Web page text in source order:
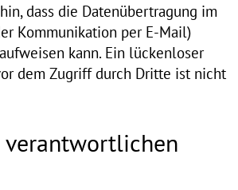
dass die Datenübertragung im
Kommunikation per E-Mail)
kann. Ein lückenloser
dem Zugriff durch Dritte ist nicht